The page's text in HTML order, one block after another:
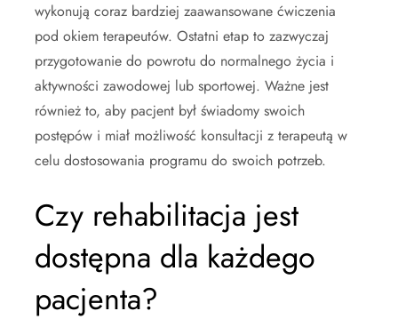
wykonują coraz bardziej zaawansowane ćwiczenia
pod okiem terapeutów. Ostatni etap to zazwyczaj
przygotowanie do powrotu do normalnego życia i
aktywności zawodowej lub sportowej. Ważne jest
również to, aby pacjent był świadomy swoich
postępów i miał możliwość konsultacji z terapeutą w
celu dostosowania programu do swoich potrzeb.
Czy rehabilitacja jest
dostępna dla każdego
pacjenta?